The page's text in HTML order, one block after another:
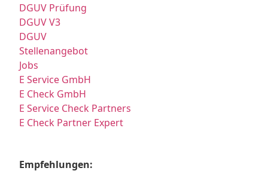
DGUV Prüfung
DGUV V3
DGUV
Stellenangebot
Jobs
E Service GmbH
E Check GmbH
E Service Check Partners
E Check Partner Expert
Empfehlungen: